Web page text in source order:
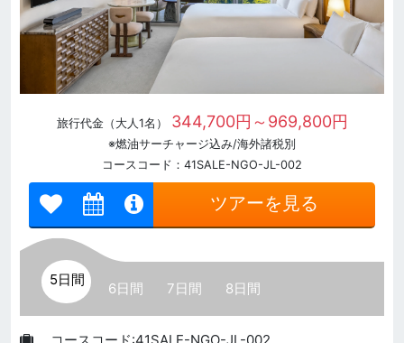
旅行代金（大人1名） 344,700円～969,800円
※燃油サーチャージ込み/海外諸税別
コースコード：41SALE-NGO-JL-002
ツアーを見る
5日間
6日間 7日間 8日間